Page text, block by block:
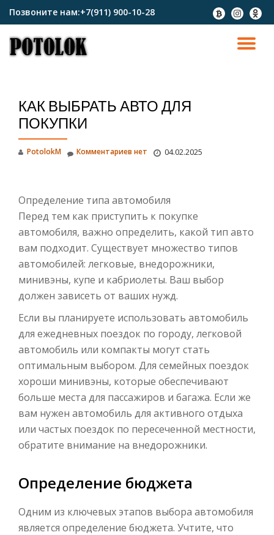
содержимому
Позвоните нам:+7(911) 900-10-28
fa-
btc
fa-
instagram
fa-
КАК ВЫБРАТЬ АВТО ДЛЯ
ПОКУПКИ
PotolokM 04.02.2025
Комментариев нет
Определение типа автомобиля
Перед тем как приступить к покупке
автомобиля, важно определить, какой тип авто
вам подходит. Существует множество типов
автомобилей: легковые, внедорожники,
минивэны, купе и кабриолеты. Ваш выбор
должен зависеть от ваших нужд.
Если вы планируете использовать автомобиль
для ежедневных поездок по городу, легковой
автомобиль или компакты могут стать
оптимальным выбором. Для семейных поездок
хороши минивэны, которые обеспечивают
больше места для пассажиров и багажа. Если же
вам нужен автомобиль для активного отдыха
или частых поездок по пересеченной местности,
обратите внимание на внедорожники.
Определение бюджета
Одним из ключевых этапов выбора автомобиля
является определение бюджета. Учтите, что